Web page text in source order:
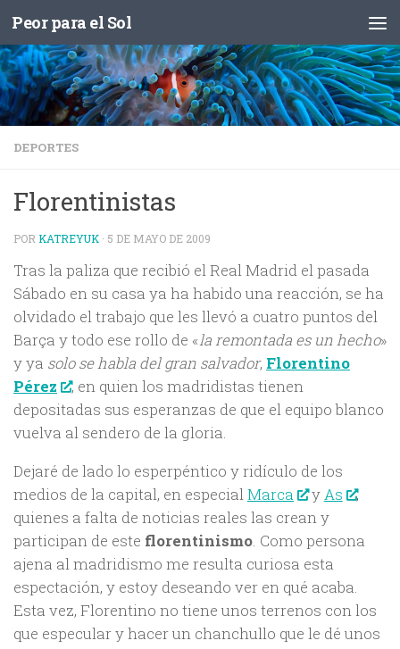
Saltar al contenido
Peor para el Sol
DEPORTES
Florentinistas
POR KATREYUK · 5 DE MAYO DE 2009
Tras la paliza que recibió el Real Madrid el pasada
Sábado en su casa ya ha habido una reacción, se ha
olvidado el trabajo que les llevó a cuatro puntos del
Barça y todo ese rollo de «la remontada es un hecho»
y ya solo se habla del gran salvador, Florentino
Pérez
, en quien los madridistas tienen
depositadas sus esperanzas de que el equipo blanco
vuelva al sendero de la gloria.
Dejaré de lado lo esperpéntico y ridículo de los
medios de la capital, en especialMarca yAs
,
quienes a falta de noticias reales las crean y
participan de este florentinismo. Como persona
ajena al madridismo me resulta curiosa esta
espectación, y estoy deseando ver en qué acaba.
Esta vez, Florentino no tiene unos terrenos con los
que especular y hacer un chanchullo que le dé unos